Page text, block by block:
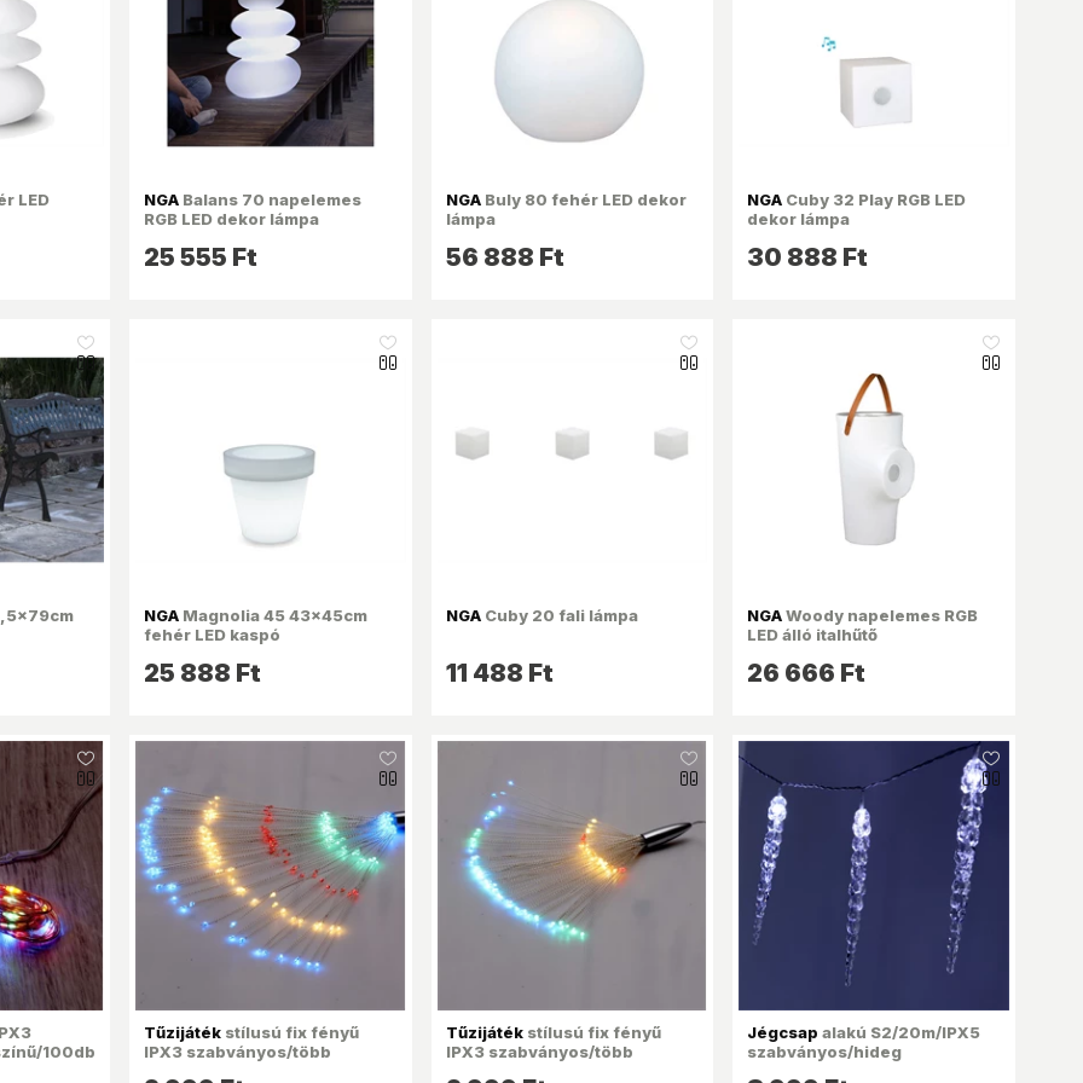
LED
NGA Balans 70 napelemes
RGB LED dekor lámpa
25 555 Ft
NGABuly 80 fehér LED dekor
lámpa
56 888 Ft
NGA Cuby 32 Play RGB LED
dekor lámpa
30 888 Ft
like_16 like_16
NGA Magnolia 45 43x45cm
fehér LED kaspó
25 888 Ft
like_16
NGACuby 20 fali lámpa
11 488 Ft
like_16
NGAWoody napelemes RGB
LED álló italhűtő
26 666 Ft
like_16
100db
like_16
Tűzijáték stílusú fix fényű
IPX3 szabványos/több
like_16
Tűzijátékstílusú fix fényű
IPX3 szabványos/több
like_16
Jégcsap alakú S2/20m/IPX5
szabványos/hideg